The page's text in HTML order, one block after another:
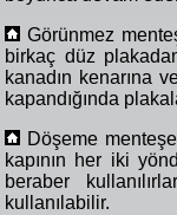
Görünmez
birkaç düz
kanadın kenarına
kapandığında
Döşeme
kapının her iki
beraber
kullanılabilir.